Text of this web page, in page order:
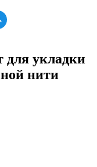
для укладки
нити